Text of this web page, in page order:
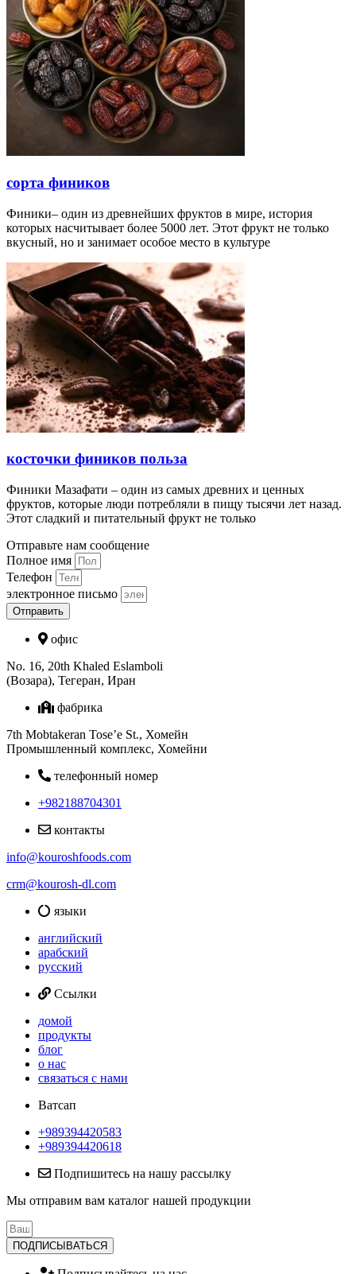
сорта фиников
Финики– один из древнейших фруктов в мире, история
которых насчитывает более 5000 лет. Этот фрукт не только
вкусный, но и занимает особое место в культуре
косточки фиников польза
Финики Мазафати – один из самых древних и ценных
фруктов, которые люди потребляли в пищу тысячи лет назад.
Этот сладкий и питательный фрукт не только
Отправьте нам сообщение
Полное имя
Телефон
электронное письмо
Отправить
офис
No. 16, 20th Khaled Eslamboli
(Возара), Тегеран, Иран
фабрика
7th Mobtakeran Tose’e St., Хомейн
Промышленный комплекс, Хомейни
телефонный номер
+982188704301
контакты
info@kouroshfoods.com
crm@kourosh-dl.com
языки
английский
арабский
русский
Ссылки
домой
продукты
блог
о нас
связаться с нами
Ватсап
+989394420583
+989394420618
Подпишитесь на нашу рассылку
Мы отправим вам каталог нашей продукции
ПОДПИСЫВАТЬСЯ